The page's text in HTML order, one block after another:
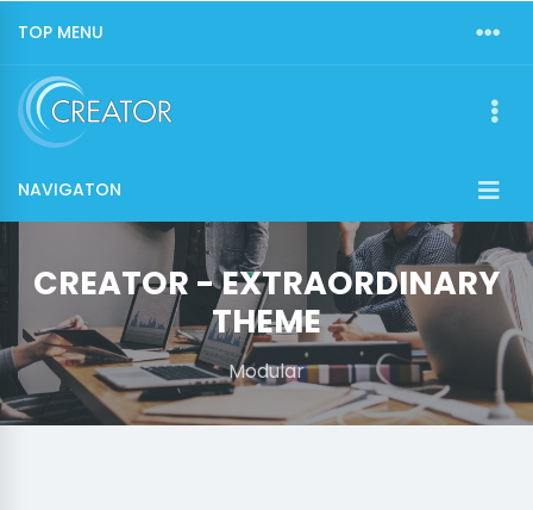
TOP MENU
NAVIGATON
CREATOR - EXTRAORDINARY
THEME
Modular